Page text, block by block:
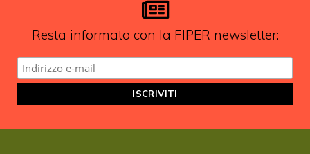
Resta informato con la FIPER newsletter: